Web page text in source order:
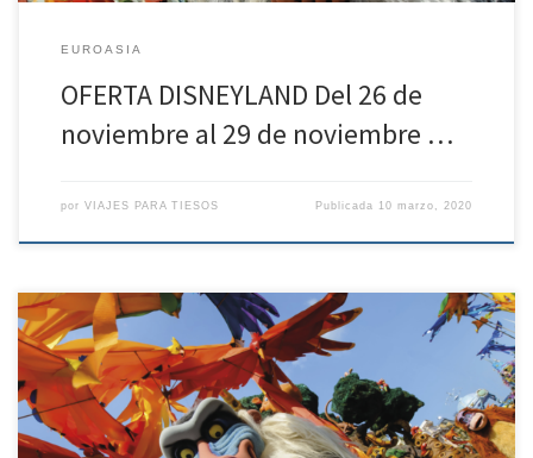
EUROASIA
OFERTA DISNEYLAND Del 26 de
noviembre al 29 de noviembre …
por VIAJES PARA TIESOS Publicada 10 marzo, 2020
OFERTA DISNEYLAND Del 25 de junio al 28 de junio de 2.020 – 3
noches de estancia – Solo alojamiento, desde 908.5€ PARA 2
ADULTOS Políticas de contratación y cancelación Penalización de